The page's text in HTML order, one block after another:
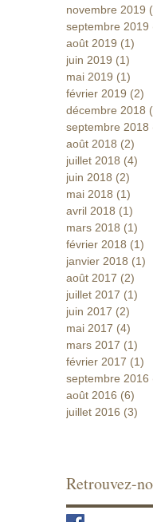
novembre 2019
septembre 2019
août 2019 (1)
juin 2019 (1)
mai 2019 (1)
février 2019 (2)
décembre 2018
septembre 2018
août 2018 (2)
juillet 2018 (4)
juin 2018 (2)
mai 2018 (1)
avril 2018 (1)
mars 2018 (1)
février 2018 (1)
janvier 2018 (1)
août 2017 (2)
juillet 2017 (1)
juin 2017 (2)
mai 2017 (4)
mars 2017 (1)
février 2017 (1)
septembre 2016
août 2016 (6)
juillet 2016 (3)
Retrouvez-